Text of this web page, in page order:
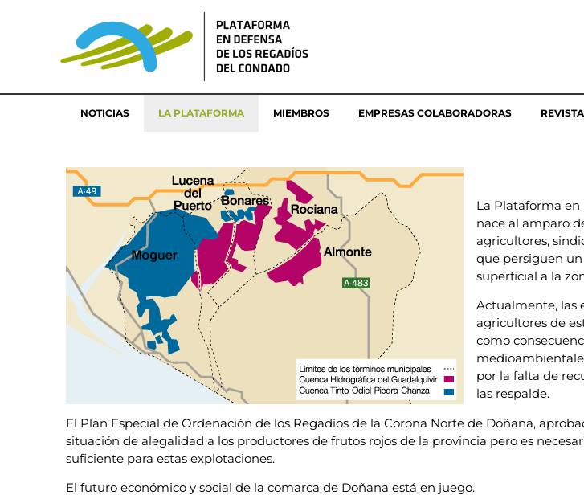
NOTICIAS LA PLATAFORMA MIEMBROS EMPRESAS COLABORADORAS
La Plataforma en
nace al amparo
agricultores,
que persiguen
superficial a la
Actualmente, las
agricultores de
como
por la falta de
las respalde.
El Plan Especial de Ordenación de los Regadíos de la Corona Norte de Doñana,
situación de alegalidad a los productores de frutos rojos de la provincia pero es
suficiente para estas explotaciones.
El futuro económico y social de la comarca de Doñana está en juego.